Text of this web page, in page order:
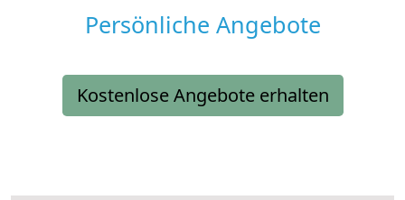
Persönliche Angebote
Kostenlose Angebote erhalten